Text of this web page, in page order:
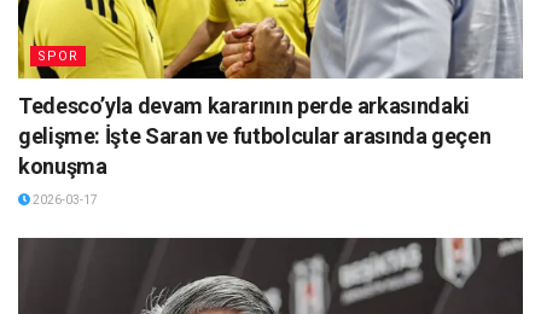
SPOR
Tedesco’yla devam kararının perde arkasındaki
gelişme: İşte Saran ve futbolcular arasında geçen
konuşma
2026-03-17